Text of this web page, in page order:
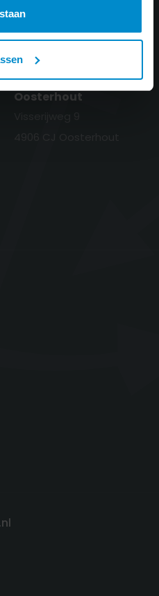
Oosterhout